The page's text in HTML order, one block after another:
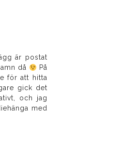
är postat
då
På
för att hitta
gick det
och jag
med